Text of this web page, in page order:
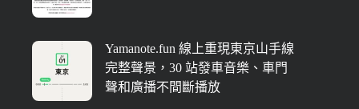
Yamanote.fun 線上重現東京山手線
完整聲景，30 站發車音樂、車門
聲和廣播不間斷播放